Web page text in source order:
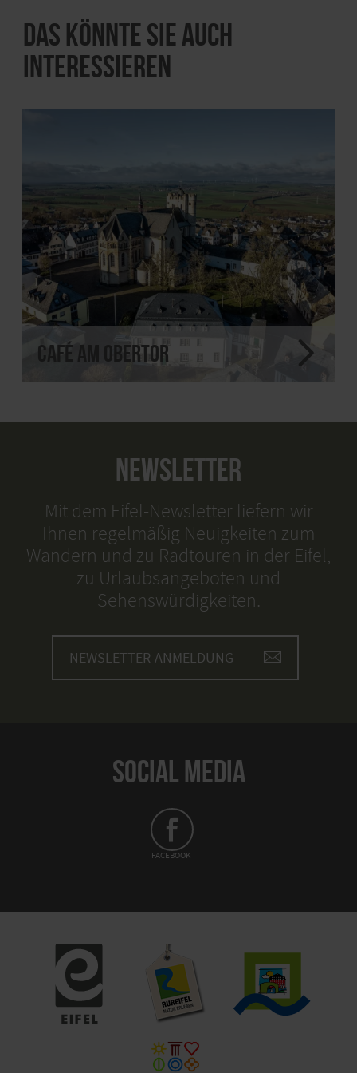
Das könnte Sie auch
interessieren
Café am Obertor
NEWSLETTER
Mit dem Eifel-Newsletter liefern wir
Ihnen regelmäßig Neuigkeiten zum
Wandern und zu Radtouren in der Eifel,
zu Urlaubsangeboten und
Sehenswürdigkeiten.
NEWSLETTER-ANMELDUNG
SOCIAL MEDIA
FACEBOOK